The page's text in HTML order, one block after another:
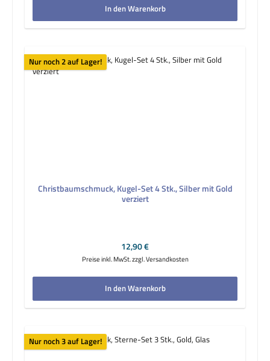
In den Warenkorb
Nur noch 2 auf Lager!
Christbaumschmuck, Kugel-Set 4 Stk., Silber mit Gold
verziert
Regulärer Preis:
12,90 €
Preise inkl. MwSt. zzgl. Versandkosten
In den Warenkorb
Nur noch 3 auf Lager!